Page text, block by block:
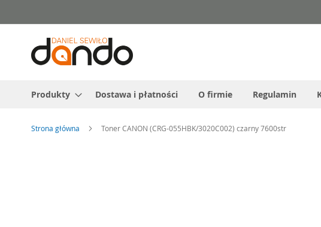
do
treści
Produkty Dostawa i płatności O firmie Regulamin
Strona główna Toner CANON (CRG-055HBK/3020C002) czarny 7600str